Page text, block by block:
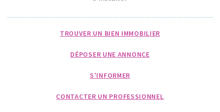
TROUVER UN BIEN IMMOBILIER
DÉPOSER UNE ANNONCE
S'INFORMER
CONTACTER UN PROFESSIONNEL